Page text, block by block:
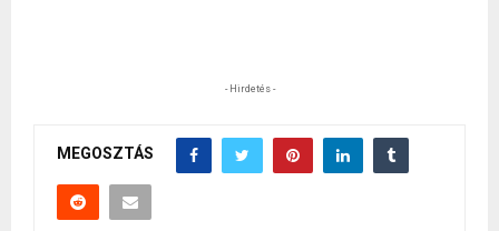
- Hirdetés -
MEGOSZTÁS